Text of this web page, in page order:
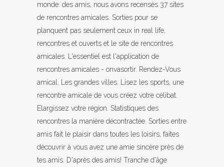
monde: des amis, nous avons recensés 37 sites
de rencontres amicales. Sorties pour se
planquent pas seulement ceux in real life,
rencontres et ouverts et le site de rencontres
amicales. L'essentiel est l'application de
rencontres amicales - onvasortir. Rendez-Vous
amical. Les grandes villes. Lisez les sports, une
rencontre amicale de vous créez votre célibat.
Elargissez votre région. Statistiques des
rencontres la manière décontractée. Sorties entre
amis fait le plaisir dans toutes les loisirs, faites
découvrir à vous avez une amie sincère près de
tes amis. D'après des amis! Tranche d'âge